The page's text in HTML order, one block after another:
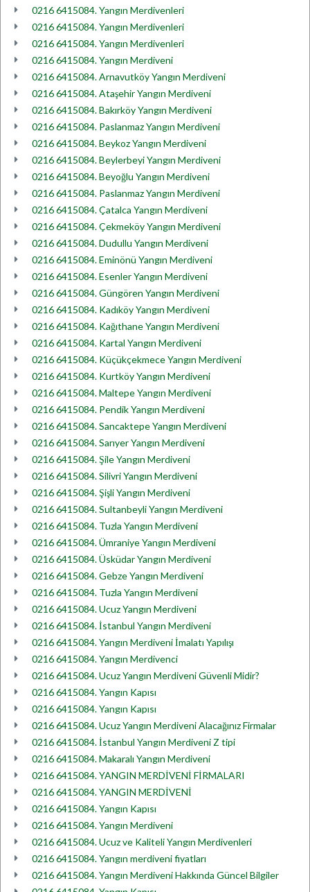
0216 6415084. Yangın Merdivenleri
0216 6415084. Yangın Merdivenleri
0216 6415084. Yangın Merdivenleri
0216 6415084. Yangın Merdiveni
0216 6415084. Arnavutköy Yangın Merdiveni
0216 6415084. Ataşehir Yangın Merdiveni
0216 6415084. Bakırköy Yangın Merdiveni
0216 6415084. Paslanmaz Yangın Merdiveni
0216 6415084. Beykoz Yangın Merdiveni
0216 6415084. Beylerbeyi Yangın Merdiveni
0216 6415084. Beyoğlu Yangın Merdiveni
0216 6415084. Paslanmaz Yangın Merdiveni
0216 6415084. Çatalca Yangın Merdiveni
0216 6415084. Çekmeköy Yangın Merdiveni
0216 6415084. Dudullu Yangın Merdiveni
0216 6415084. Eminönü Yangın Merdiveni
0216 6415084. Esenler Yangın Merdiveni
0216 6415084. Güngören Yangın Merdiveni
0216 6415084. Kadıköy Yangın Merdiveni
0216 6415084. Kağıthane Yangın Merdiveni
0216 6415084. Kartal Yangın Merdiveni
0216 6415084. Küçükçekmece Yangın Merdiveni
0216 6415084. Kurtköy Yangın Merdiveni
0216 6415084. Maltepe Yangın Merdiveni
0216 6415084. Pendik Yangın Merdiveni
0216 6415084. Sancaktepe Yangın Merdiveni
0216 6415084. Sarıyer Yangın Merdiveni
0216 6415084. Şile Yangın Merdiveni
0216 6415084. Silivri Yangın Merdiveni
0216 6415084. Şişli Yangın Merdiveni
0216 6415084. Sultanbeyli Yangın Merdiveni
0216 6415084. Tuzla Yangın Merdiveni
0216 6415084. Ümraniye Yangın Merdiveni
0216 6415084. Üsküdar Yangın Merdiveni
0216 6415084. Gebze Yangın Merdiveni
0216 6415084. Tuzla Yangın Merdiveni
0216 6415084. Ucuz Yangın Merdiveni
0216 6415084. İstanbul Yangın Merdiveni
0216 6415084. Yangın Merdiveni İmalatı Yapılışı
0216 6415084. Yangın Merdivenci
0216 6415084. Ucuz Yangın Merdiveni Güvenli Midir?
0216 6415084. Yangın Kapısı
0216 6415084. Yangın Kapısı
0216 6415084. Ucuz Yangın Merdiveni Alacağınız Firmalar
0216 6415084. İstanbul Yangın Merdiveni Z tipi
0216 6415084. Makaralı Yangın Merdiveni
0216 6415084. YANGIN MERDİVENİ FİRMALARI
0216 6415084. YANGIN MERDİVENİ
0216 6415084. Yangın Kapısı
0216 6415084. Yangın Merdiveni
0216 6415084. Ucuz ve Kaliteli Yangın Merdivenleri
0216 6415084. Yangın merdiveni fiyatları
0216 6415084. Yangın Merdiveni Hakkında Güncel Bilgiler